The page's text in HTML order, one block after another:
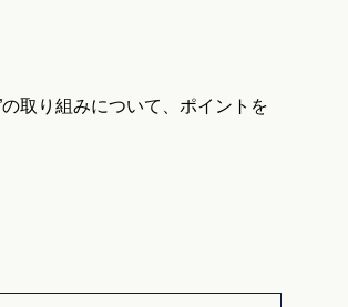
取り組みについて、ポイントを